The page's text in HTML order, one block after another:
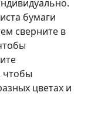
бумаги
сверните в
чтобы
цветах и